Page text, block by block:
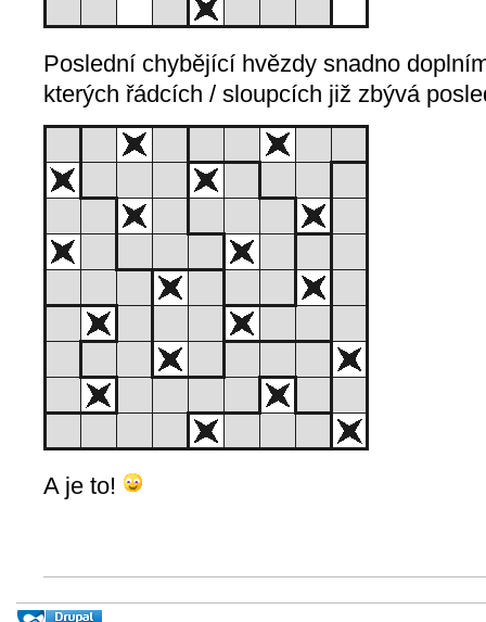
Poslední chybějící hvězdy snadno
kterých řádcích / sloupcích již zbývá
A je to!